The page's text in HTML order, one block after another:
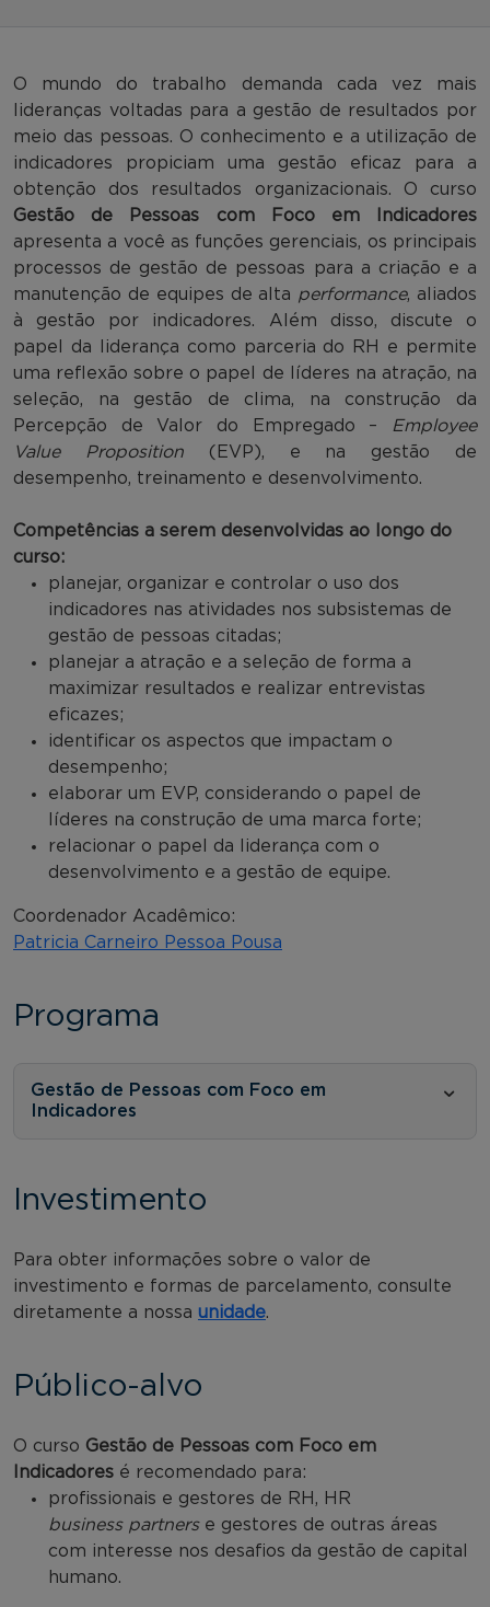
O mundo do trabalho demanda cada vez mais
lideranças voltadas para a gestão de resultados por
meio das pessoas. O conhecimento e a utilização de
indicadores propiciam uma gestão eficaz para a
obtenção dos resultados organizacionais. O curso
Gestão de Pessoas com Foco em Indicadores
apresenta a você as funções gerenciais, os principais
processos de gestão de pessoas para a criação e a
manutenção de equipes de alta performance, aliados
à gestão por indicadores. Além disso, discute o
papel da liderança como parceria do RH e permite
uma reflexão sobre o papel de líderes na atração, na
seleção, na gestão de clima, na construção da
Percepção de Valor do Empregado –
Employee
Value Proposition(EVP), e na gestão de
desempenho, treinamento e desenvolvimento.
Competências a serem desenvolvidas ao longo do
curso:
planejar, organizar e controlar o uso dos
indicadores nas atividades nos subsistemas de
gestão de pessoas citadas;
planejar a atração e a seleção de forma a
maximizar resultados e realizar entrevistas
eficazes;
identificar os aspectos que impactam o
desempenho;
elaborar um EVP, considerando o papel de
líderes na construção de uma marca forte;
relacionar o papel da liderança com o
desenvolvimento e a gestão de equipe.
Coordenador Acadêmico:
Patricia Carneiro Pessoa Pousa
Programa
Gestão de Pessoas com Foco em
Indicadores
Investimento
Para obter informações sobre o valor de
investimento e formas de parcelamento, consulte
diretamente a nossa unidade.
Público-alvo
O curso Gestão de Pessoas com Foco em
Indicadores é recomendado para:
profissionais e gestores de RH, HR
business partnerse gestores de outras áreas
com interesse nos desafios da gestão de capital
humano.